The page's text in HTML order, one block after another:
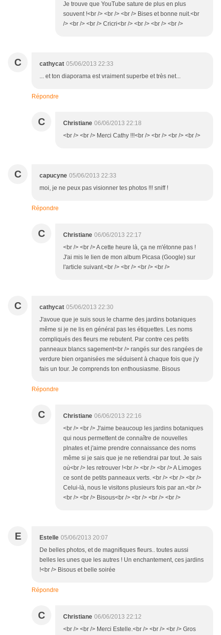
Je trouve que YouTube sature de plus en plus
souvent !<br /> <br /> <br /> Bises et bonne nuit.<br
/> <br /> <br /> Cricri<br /> <br /> <br /> <br />
C cathycat 05/06/2013 22:33
... et ton diaporama est vraiment superbe et très net...
Répondre
C Christiane 06/06/2013 22:18
<br /> <br /> Merci Cathy !!!<br /> <br /> <br /> <br />
C capucyne 05/06/2013 22:33
moi, je ne peux pas visionner tes photos !!! sniff !
Répondre
C Christiane 06/06/2013 22:17
<br /> <br /> A cette heure là, ça ne m'étonne pas !
J'ai mis le lien de mon album Picasa (Google) sur
l'article suivant.<br /> <br /> <br /> <br />
C cathycat 05/06/2013 22:30
J'avoue que je suis sous le charme des jardins botaniques
même si je ne lis en général pas les étiquettes. Les noms
compliqués des fleurs me rebutent. Par contre ces petits
panneaux blancs sagement<br /> rangés sur des rangées de
verdure bien organisées me séduisent à chaque fois que j'y
fais un tour. Je comprends ton enthousiasme. Bisous
Répondre
C Christiane 06/06/2013 22:16
<br /> <br /> J'aime beaucoup les jardins botaniques
qui nous permettent de connaître de nouvelles
plnates et j'aime prendre connaissance des noms
même si je sais que je ne retiendrai par tout. Je sais
où<br /> les retrouver !<br /> <br /> <br /> A Limoges
ce sont de petits panneaux verts. <br /> <br /> <br />
Celui-là, nous le visitons plusieurs fois par an.<br />
<br /> <br /> Bisous<br /> <br /> <br /> <br />
E Estelle 05/06/2013 20:07
De belles photos, et de magnifiques fleurs.. toutes aussi
belles les unes que les autres ! Un enchantement, ces jardins
!<br /> Bisous et belle soirée
Répondre
C Christiane 06/06/2013 22:12
<br /> <br /> Merci Estelle.<br /> <br /> <br /> Gros